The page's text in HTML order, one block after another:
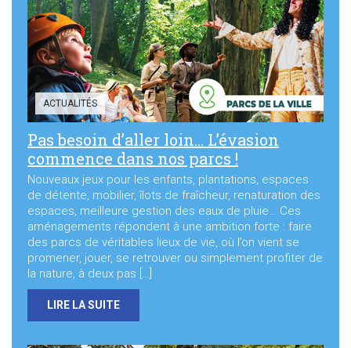
Sortir à Ste Gen’
ACTUALITÉS
Pas besoin d’aller loin… L’évasion
commence dans nos parcs !
Nouveaux jeux pour les enfants, plantations, espaces
de détente, mobilier, îlots de fraîcheur, renaturation des
espaces, meilleure gestion des eaux de pluie… Ces
aménagements répondent à une ambition forte : faire
des parcs de véritables lieux de vie, où l’on vient se
promener, jouer, se retrouver ou simplement profiter de
la nature, à deux pas […]
LIRE LA SUITE